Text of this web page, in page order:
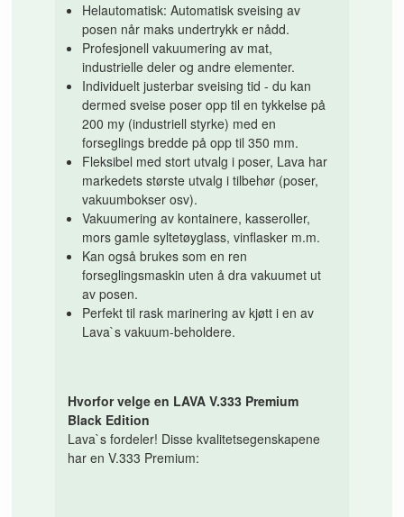
Helautomatisk: Automatisk sveising av
posen når maks undertrykk er nådd.
Profesjonell vakuumering av mat,
industrielle deler og andre elementer.
Individuelt justerbar sveising tid - du kan
dermed sveise poser opp til en tykkelse på
200 my (industriell styrke) med en
forseglings bredde på opp til 350 mm.
Fleksibel med stort utvalg i poser, Lava har
markedets største utvalg i tilbehør (poser,
vakuumbokser osv).
Vakuumering av kontainere, kasseroller,
mors gamle syltetøyglass, vinflasker m.m.
Kan også brukes som en ren
forseglingsmaskin uten å dra vakuumet ut
av posen.
Perfekt til rask marinering av kjøtt i en av
Lava`s vakuum-beholdere.
Hvorfor velge en LAVA V.333 Premium
Black Edition
Lava`s fordeler! Disse kvalitetsegenskapene
har en V.333 Premium: